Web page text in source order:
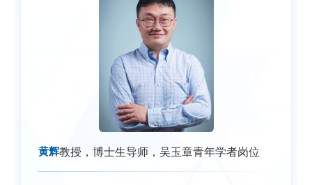
黄辉教授，博士生导师，吴玉章青年学者岗位